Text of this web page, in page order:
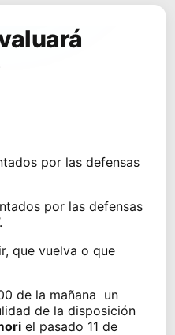
por las defensas
por las defensas
que vuelva o que
de la mañana un
de la disposición
el pasado 11 de